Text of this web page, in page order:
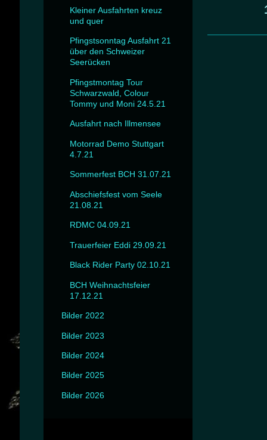
Kleiner Ausfahrten kreuz
und quer
Pfingstsonntag Ausfahrt 21
über den Schweizer
Seerücken
Pfingstmontag Tour
Schwarzwald, Colour
Tommy und Moni 24.5.21
Ausfahrt nach Illmensee
Motorrad Demo Stuttgart
4.7.21
Sommerfest BCH 31.07.21
Abschiefsfest vom Seele
21.08.21
RDMC 04.09.21
Trauerfeier Eddi 29.09.21
Black Rider Party 02.10.21
BCH Weihnachtsfeier
17.12.21
Bilder 2022
Bilder 2023
Bilder 2024
Bilder 2025
Bilder 2026